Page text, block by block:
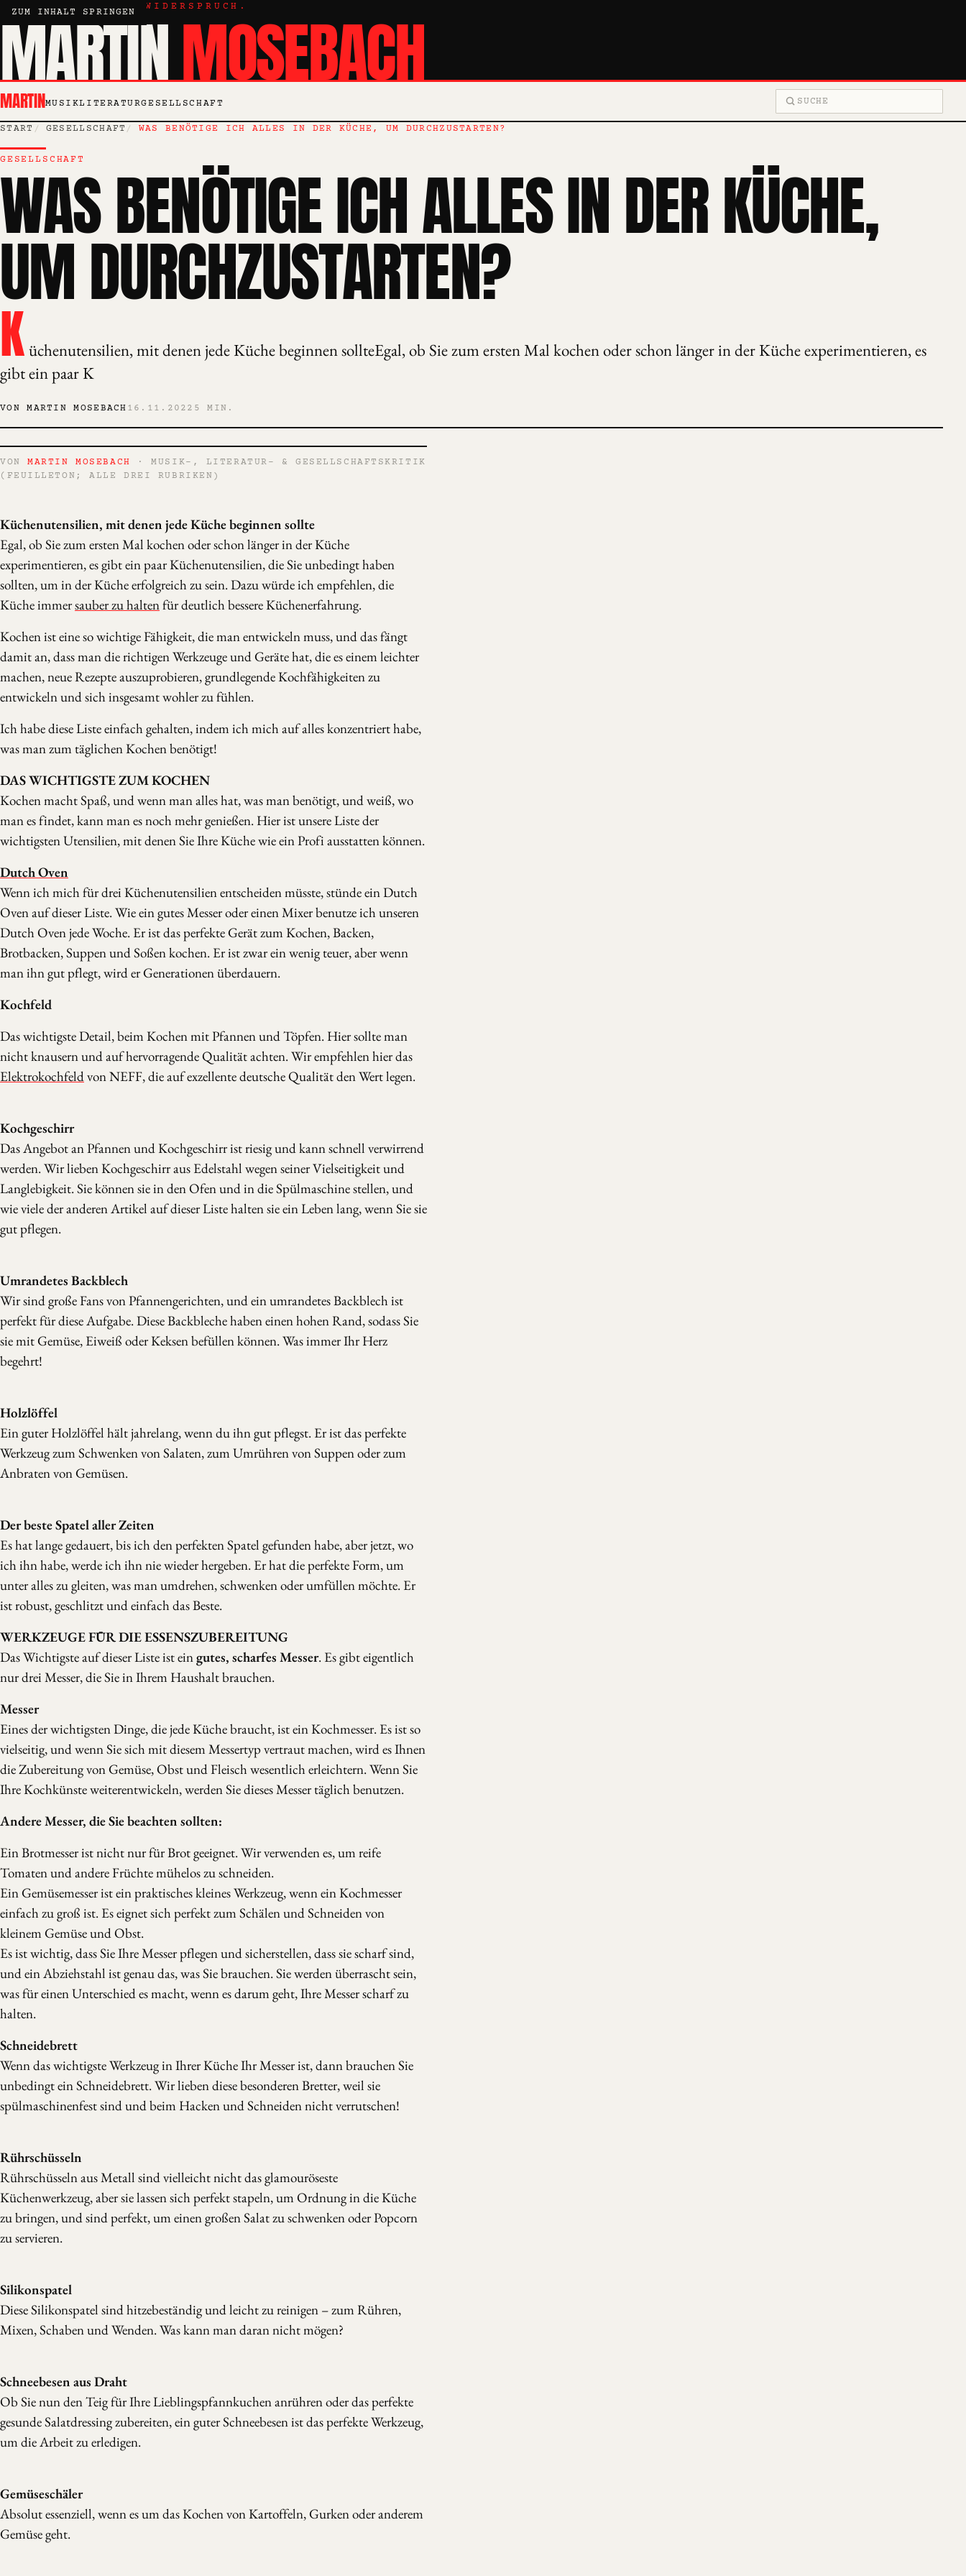
ZUM INHALT SPRINGEN
KRITIK, ESSAY, WIDERSPRUCH.
MARTINMOSEBACH
MARTINMUSIKLITERATURGESELLSCHAFT Suche
START GESELLSCHAFT WAS BENÖTIGE ICH ALLES IN DER KÜCHE, UM DURCHZUSTARTEN?
GESELLSCHAFT
WAS BENÖTIGE ICH ALLES IN DER KÜCHE,
UM DURCHZUSTARTEN?
K üchenutensilien, mit denen jede Küche beginnen sollteEgal, ob Sie zum ersten Mal kochen oder schon länger in der Küche experimentieren, es
gibt ein paar K
VON MARTIN MOSEBACH 16.11.2022 5 MIN.
VONMARTIN MOSEBACH
· MUSIK-, LITERATUR- & GESELLSCHAFTSKRITIK
(FEUILLETON; ALLE DREI RUBRIKEN)
Küchenutensilien, mit denen jede Küche beginnen sollte
Egal, ob Sie zum ersten Mal kochen oder schon länger in der Küche
experimentieren, es gibt ein paar Küchenutensilien, die Sie unbedingt haben
sollten, um in der Küche erfolgreich zu sein. Dazu würde ich empfehlen, die
Küche immersauber zu haltenfür deutlich bessere Küchenerfahrung.
Kochen ist eine so wichtige Fähigkeit, die man entwickeln muss, und das fängt
damit an, dass man die richtigen Werkzeuge und Geräte hat, die es einem leichter
machen, neue Rezepte auszuprobieren, grundlegende Kochfähigkeiten zu
entwickeln und sich insgesamt wohler zu fühlen.
Ich habe diese Liste einfach gehalten, indem ich mich auf alles konzentriert habe,
was man zum täglichen Kochen benötigt!
DAS WICHTIGSTE ZUM KOCHEN
Kochen macht Spaß, und wenn man alles hat, was man benötigt, und weiß, wo
man es findet, kann man es noch mehr genießen. Hier ist unsere Liste der
wichtigsten Utensilien, mit denen Sie Ihre Küche wie ein Profi ausstatten können.
Dutch Oven
Wenn ich mich für drei Küchenutensilien entscheiden müsste, stünde ein Dutch
Oven auf dieser Liste. Wie ein gutes Messer oder einen Mixer benutze ich unseren
Dutch Oven jede Woche. Er ist das perfekte Gerät zum Kochen, Backen,
Brotbacken, Suppen und Soßen kochen. Er ist zwar ein wenig teuer, aber wenn
man ihn gut pflegt, wird er Generationen überdauern.
Kochfeld
Das wichtigste Detail, beim Kochen mit Pfannen und Töpfen. Hier sollte man
nicht knausern und auf hervorragende Qualität achten. Wir empfehlen hier das
Elektrokochfeldvon NEFF, die auf exzellente deutsche Qualität den Wert legen.
Kochgeschirr
Das Angebot an Pfannen und Kochgeschirr ist riesig und kann schnell verwirrend
werden. Wir lieben Kochgeschirr aus Edelstahl wegen seiner Vielseitigkeit und
Langlebigkeit. Sie können sie in den Ofen und in die Spülmaschine stellen, und
wie viele der anderen Artikel auf dieser Liste halten sie ein Leben lang, wenn Sie sie
gut pflegen.
Umrandetes Backblech
Wir sind große Fans von Pfannengerichten, und ein umrandetes Backblech ist
perfekt für diese Aufgabe. Diese Backbleche haben einen hohen Rand, sodass Sie
sie mit Gemüse, Eiweiß oder Keksen befüllen können. Was immer Ihr Herz
begehrt!
Holzlöffel
Ein guter Holzlöffel hält jahrelang, wenn du ihn gut pflegst. Er ist das perfekte
Werkzeug zum Schwenken von Salaten, zum Umrühren von Suppen oder zum
Anbraten von Gemüsen.
Der beste Spatel aller Zeiten
Es hat lange gedauert, bis ich den perfekten Spatel gefunden habe, aber jetzt, wo
ich ihn habe, werde ich ihn nie wieder hergeben. Er hat die perfekte Form, um
unter alles zu gleiten, was man umdrehen, schwenken oder umfüllen möchte. Er
ist robust, geschlitzt und einfach das Beste.
WERKZEUGE FÜR DIE ESSENSZUBEREITUNG
Das Wichtigste auf dieser Liste ist eingutes, scharfes Messer. Es gibt eigentlich
nur drei Messer, die Sie in Ihrem Haushalt brauchen.
Messer
Eines der wichtigsten Dinge, die jede Küche braucht, ist ein Kochmesser. Es ist so
vielseitig, und wenn Sie sich mit diesem Messertyp vertraut machen, wird es Ihnen
die Zubereitung von Gemüse, Obst und Fleisch wesentlich erleichtern. Wenn Sie
Ihre Kochkünste weiterentwickeln, werden Sie dieses Messer täglich benutzen.
Andere Messer, die Sie beachten sollten:
Ein Brotmesser ist nicht nur für Brot geeignet. Wir verwenden es, um reife
Tomaten und andere Früchte mühelos zu schneiden.
Ein Gemüsemesser ist ein praktisches kleines Werkzeug, wenn ein Kochmesser
einfach zu groß ist. Es eignet sich perfekt zum Schälen und Schneiden von
kleinem Gemüse und Obst.
Es ist wichtig, dass Sie Ihre Messer pflegen und sicherstellen, dass sie scharf sind,
und ein Abziehstahl ist genau das, was Sie brauchen. Sie werden überrascht sein,
was für einen Unterschied es macht, wenn es darum geht, Ihre Messer scharf zu
halten.
Schneidebrett
Wenn das wichtigste Werkzeug in Ihrer Küche Ihr Messer ist, dann brauchen Sie
unbedingt ein Schneidebrett. Wir lieben diese besonderen Bretter, weil sie
spülmaschinenfest sind und beim Hacken und Schneiden nicht verrutschen!
Rührschüsseln
Rührschüsseln aus Metall sind vielleicht nicht das glamouröseste
Küchenwerkzeug, aber sie lassen sich perfekt stapeln, um Ordnung in die Küche
zu bringen, und sind perfekt, um einen großen Salat zu schwenken oder Popcorn
zu servieren.
Silikonspatel
Diese Silikonspatel sind hitzebeständig und leicht zu reinigen – zum Rühren,
Mixen, Schaben und Wenden. Was kann man daran nicht mögen?
Schneebesen aus Draht
Ob Sie nun den Teig für Ihre Lieblingspfannkuchen anrühren oder das perfekte
gesunde Salatdressing zubereiten, ein guter Schneebesen ist das perfekte Werkzeug,
um die Arbeit zu erledigen.
Gemüseschäler
Absolut essenziell, wenn es um das Kochen von Kartoffeln, Gurken oder anderem
Gemüse geht.